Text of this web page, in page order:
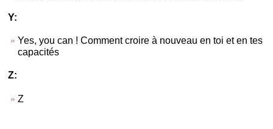
Y:
Yes, you can ! Comment croire à nouveau en toi et en tes
capacités
Z:
Z